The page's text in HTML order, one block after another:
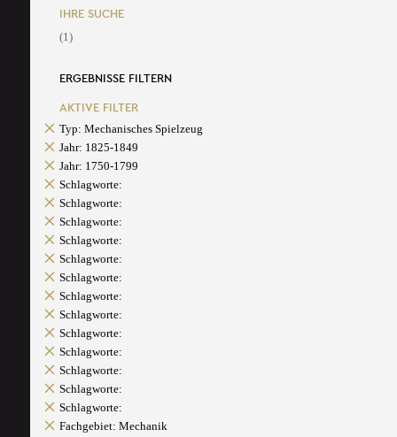
IHRE SUCHE
(1)
ERGEBNISSE FILTERN
AKTIVE FILTER
Typ: Mechanisches Spielzeug
Jahr: 1825-1849
Jahr: 1750-1799
Schlagworte:
Schlagworte:
Schlagworte:
Schlagworte:
Schlagworte:
Schlagworte:
Schlagworte:
Schlagworte:
Schlagworte:
Schlagworte:
Schlagworte:
Schlagworte:
Schlagworte:
Fachgebiet: Mechanik